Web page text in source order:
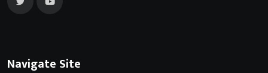
Navigate Site